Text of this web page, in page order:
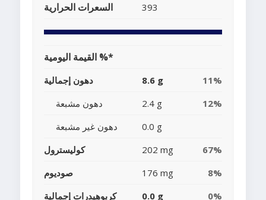
السعرات الحرارية 393
القيمة اليومية %*
دهون إجمالية 8.6 g
11%
دهون مشبعة
2.4 g
12%
دهون غير مشبعة
0.0 g
كوليسترول
202 mg
67%
صوديوم
176 mg
8%
كربوهيدرات إجمالية
0.0 g 0%